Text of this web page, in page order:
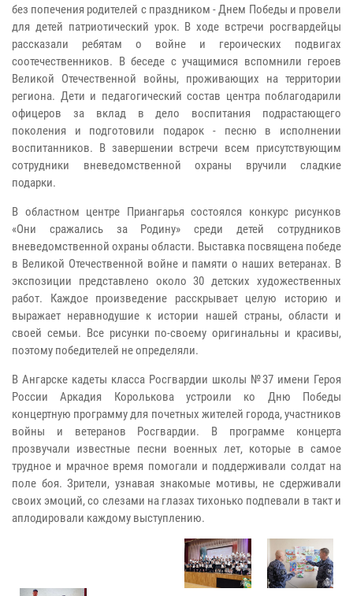
без попечения родителей с праздником - Днем Победы и провели
для детей патриотический урок. В ходе встречи росгвардейцы
рассказали ребятам о войне и героических подвигах
соотечественников. В беседе с учащимися вспомнили героев
Великой Отечественной войны, проживающих на территории
региона. Дети и педагогический состав центра поблагодарили
офицеров за вклад в дело воспитания подрастающего
поколения и подготовили подарок - песню в исполнении
воспитанников. В завершении встречи всем присутствующим
сотрудники вневедомственной охраны вручили сладкие
подарки.
В областном центре Приангарья состоялся конкурс рисунков
«Они сражались за Родину» среди детей сотрудников
вневедомственной охраны области. Выставка посвящена победе
в Великой Отечественной войне и памяти о наших ветеранах. В
экспозиции представлено около 30 детских художественных
работ. Каждое произведение расскрывает целую историю и
выражает неравнодушие к истории нашей страны, области и
своей семьи. Все рисунки по-своему оригинальны и красивы,
поэтому победителей не определяли.
В Ангарске кадеты класса Росгвардии школы №37 имени Героя
России Аркадия Королькова устроили ко Дню Победы
концертную программу для почетных жителей города, участников
войны и ветеранов Росгвардии. В программе концерта
прозвучали известные песни военных лет, которые в самое
трудное и мрачное время помогали и поддерживали солдат на
поле боя. Зрители, узнавая знакомые мотивы, не сдерживали
своих эмоций, со слезами на глазах тихонько подпевали в такт и
аплодировали каждому выступлению.